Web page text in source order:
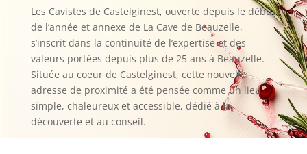
Les Cavistes de Castelginest, ouverte depuis le début
de l’année et annexe de La Cave de Beauzelle,
s’inscrit dans la continuité de l’expertise et des
valeurs portées depuis plus de 25 ans à Beauzelle.
Située au coeur de Castelginest, cette nouvelle
adresse de proximité a été pensée comme un lieu
simple, chaleureux et accessible, dédié à la
découverte et au conseil.